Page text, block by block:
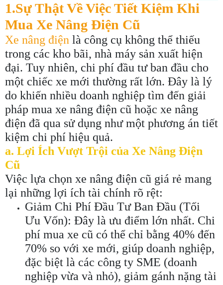
1.Sự Thật Về Việc Tiết Kiệm Khi
Mua Xe Nâng Điện Cũ
Xe nâng điện là công cụ không thể thiếu
trong các kho bãi, nhà máy sản xuất hiện
đại. Tuy nhiên, chi phí đầu tư ban đầu cho
một chiếc xe mới thường rất lớn. Đây là lý
do khiến nhiều doanh nghiệp tìm đến giải
pháp mua xe nâng điện cũ hoặc xe nâng
điện đã qua sử dụng như một phương án tiết
kiệm chi phí hiệu quả.
a. Lợi Ích Vượt Trội của Xe Nâng Điện
Cũ
Việc lựa chọn xe nâng điện cũ giá rẻ mang
lại những lợi ích tài chính rõ rệt:
Giảm Chi Phí Đầu Tư Ban Đầu (Tối
Ưu Vốn): Đây là ưu điểm lớn nhất. Chi
phí mua xe cũ có thể chỉ bằng 40% đến
70% so với xe mới, giúp doanh nghiệp,
đặc biệt là các công ty SME (doanh
nghiệp vừa và nhỏ), giảm gánh nặng tài